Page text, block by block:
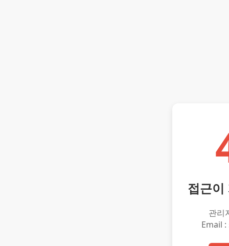
접근이
관리
Email